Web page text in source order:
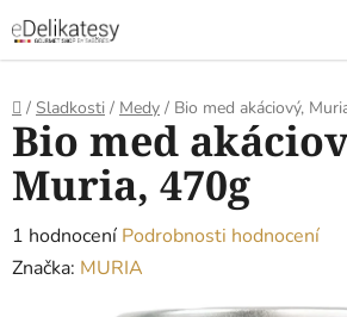
na
obsah
Domů
/ Sladkosti / Medy / Bio med akáciový,
Bio med
Muria, 470g
Průměrné
hodnocení
1 hodnocení Podrobnosti hodnocení
Značka: MURIA